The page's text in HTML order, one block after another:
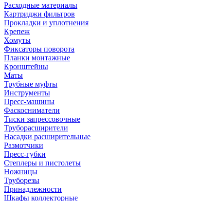
Расходные материалы
Картриджи фильтров
Прокладки и уплотнения
Крепеж
Хомуты
Фиксаторы поворота
Планки монтажные
Кронштейны
Маты
Трубные муфты
Инструменты
Пресс-машины
Фаскосниматели
Тиски запрессовочные
Труборасширители
Насадки расширительные
Размотчики
Пресс-губки
Степлеры и пистолеты
Ножницы
Труборезы
Принадлежности
Шкафы коллекторные